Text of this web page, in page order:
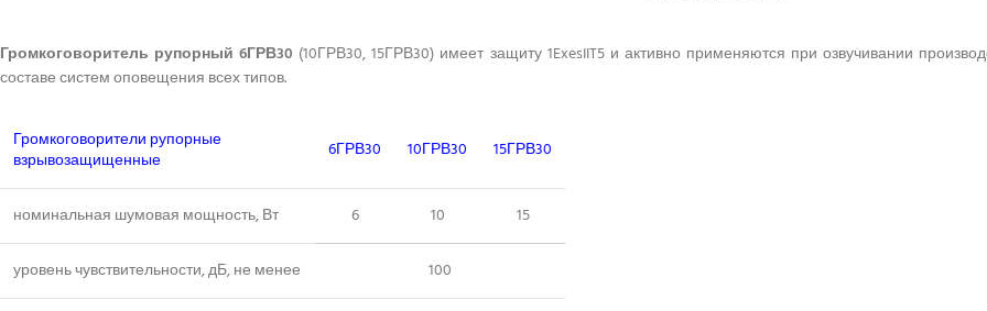
Громкоговоритель рупорный 6ГРВ30 (10ГРВ30, 15ГРВ30) имеет защиту 1ExesIIT5 и активно применяются при озвучивании
составе систем оповещения всех типов.
Громкоговорители рупорные
взрывозащищенные
6ГРВ30 10ГРВ30 15ГРВ30
номинальная шумовая мощность, Вт 6 10 15
уровень чувствительности, дБ, не менее 100